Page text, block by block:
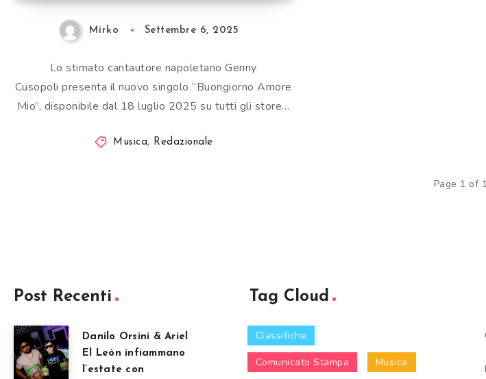
Mirko Settembre 6, 2025
Lo stimato cantautore napoletano Genny
Cusopoli presenta il nuovo singolo “Buongiorno Amore
Mio”, disponibile dal 18 luglio 2025 su tutti gli store…
Musica, Redazionale
Page 1 of 1
Post Recenti
Danilo Orsini & Ariel
El León infiammano
l’estate con
Tag Cloud
Classifiche
Comunicato Stampa Musica